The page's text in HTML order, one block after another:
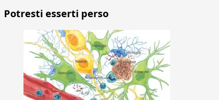
Potresti esserti perso